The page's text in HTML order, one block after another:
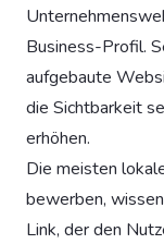
Business-Profil.
aufgebaute
die Sichtbarkeit
erhöhen.
Die meisten
bewerben,
Link, der den